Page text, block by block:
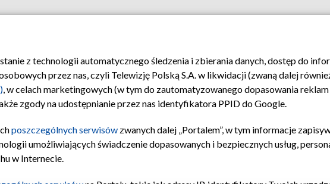
Moje zgody Pomoc Biuro reklamy Kontakt
z technologii automatycznego śledzenia i zbierania danych, dostęp do
przez nas, czyli Telewizję Polską S.A. w likwidacji (zwaną dalej
, w celach marketingowych (w tym do zautomatyzowanego dopasowania
zgody na udostępnianie przez nas identyfikatora PPID do Google.
poszczególnych serwisów zwanych dalej „Portalem”, w tym informacje
umożliwiających świadczenie dopasowanych i bezpiecznych usług,
w Internecie.